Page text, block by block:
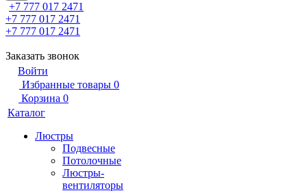
+7 777 017 2471
+7 777 017 2471
+7 777 017 2471
Заказать звонок
Войти
Избранные товары 0
Корзина 0
Каталог
Люстры
Подвесные
Потолочные
Люстры-
вентиляторы